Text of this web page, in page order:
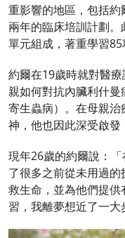
重影響的地區，包括
兩年的臨床培訓計劃
單元組成，著重學習85
約爾在19歲時就對醫
親如何對抗內臟利什
寄生蟲病）。在母親
神，他也因此深受啟發
現年26歲的約爾說：
了很多之前從未用過
救生命，並為他們提
習，我離夢想近了一大